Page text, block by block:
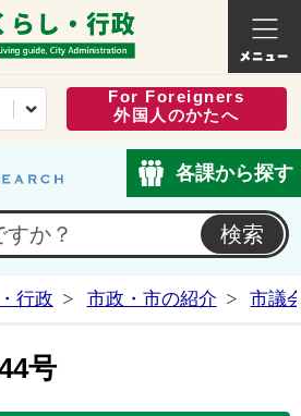
常総市公式ホームページ
くらし
For Foreigners
外国人のかたへ
各課から探す
行政 市政・市の紹介 市議
号